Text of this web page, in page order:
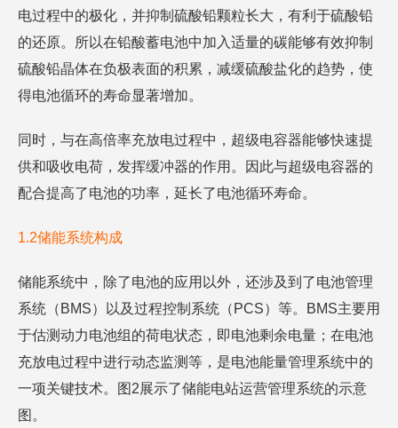
电过程中的极化，并抑制硫酸铅颗粒长大，有利于硫酸铅
的还原。所以在铅酸蓄电池中加入适量的碳能够有效抑制
硫酸铅晶体在负极表面的积累，减缓硫酸盐化的趋势，使
得电池循环的寿命显著增加。
同时，与在高倍率充放电过程中，超级电容器能够快速提
供和吸收电荷，发挥缓冲器的作用。因此与超级电容器的
配合提高了电池的功率，延长了电池循环寿命。
1.2储能系统构成
储能系统中，除了电池的应用以外，还涉及到了电池管理
系统（BMS）以及过程控制系统（PCS）等。BMS主要用
于估测动力电池组的荷电状态，即电池剩余电量；在电池
充放电过程中进行动态监测等，是电池能量管理系统中的
一项关键技术。图2展示了储能电站运营管理系统的示意
图。